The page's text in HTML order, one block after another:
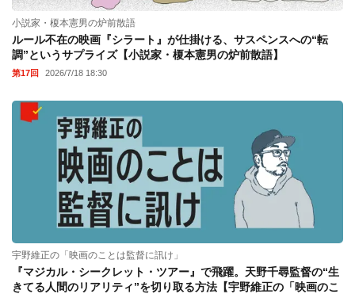
小説家・榎本憲男の炉前散語
ルール不在の映画『シラート』が仕掛ける、サスペンスへの“転
調”というサプライズ【小説家・榎本憲男の炉前散語】
第17回 2026/7/18 18:30
宇野維正の「映画のことは監督に訊け」
『マジカル・シークレット・ツアー』で飛躍。天野千尋監督の“生
きてる人間のリアリティ”を切り取る方法【宇野維正の「映画のこ